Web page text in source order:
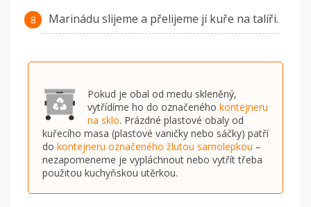
Marinádu slijeme a přelijeme jí kuře na talíři.
Pokud je obal od medu skleněný,
vytřídíme ho do označeného kontejneru
na sklo. Prázdné plastové obaly od
kuřecího masa (plastové vaničky nebo sáčky) patří
do kontejneru označeného žlutou samolepkou –
nezapomeneme je vypláchnout nebo vytřít třeba
použitou kuchyňskou utěrkou.